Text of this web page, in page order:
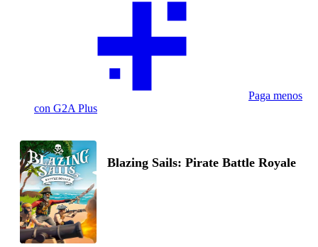
Paga menos
con G2A Plus
Blazing Sails: Pirate Battle Royale